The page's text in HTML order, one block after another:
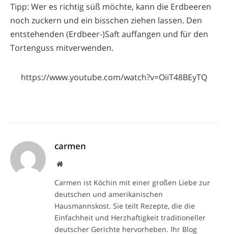
Tipp: Wer es richtig süß möchte, kann die Erdbeeren
noch zuckern und ein bisschen ziehen lassen. Den
entstehenden (Erdbeer-)Saft auffangen und für den
Tortenguss mitverwenden.
https://www.youtube.com/watch?v=OiiT48BEyTQ
carmen
Website
Carmen ist Köchin mit einer großen Liebe zur
deutschen und amerikanischen
Hausmannskost. Sie teilt Rezepte, die die
Einfachheit und Herzhaftigkeit traditioneller
deutscher Gerichte hervorheben. Ihr Blog